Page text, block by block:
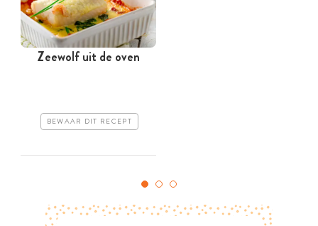
Zeewolf uit de oven
BEWAAR DIT RECEPT